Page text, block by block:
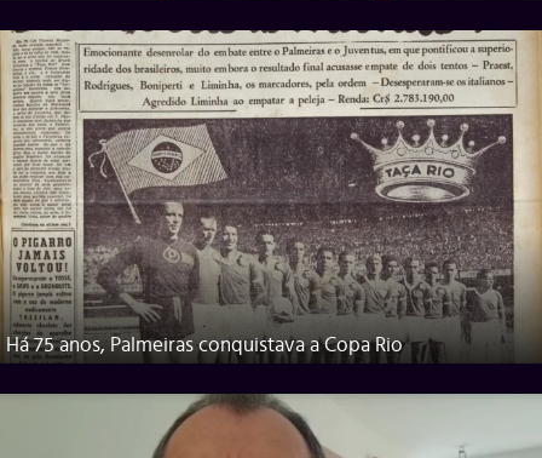
Há 75 anos, Palmeiras conquistava a Copa Rio